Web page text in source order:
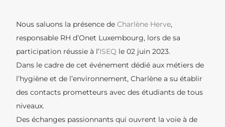
Nous saluons la présence de Charlène Herve,
responsable RH d’Onet Luxembourg, lors de sa
participation réussie à l’ISEQ le 02 juin 2023.
Dans le cadre de cet événement dédié aux métiers de
l’hygiène et de l’environnement, Charlène a su établir
des contacts prometteurs avec des étudiants de tous
niveaux.
Des échanges passionnants qui ouvrent la voie à de